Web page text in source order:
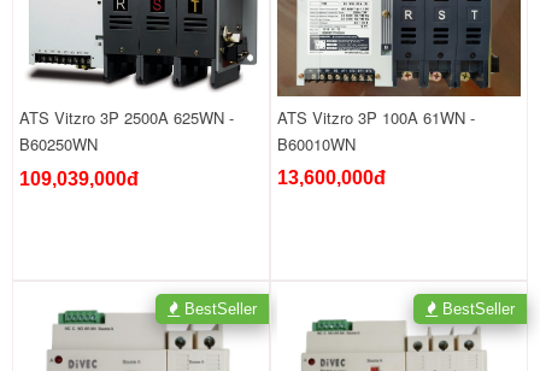
ATS Vitzro 3P 2500A 625WN -
B60250WN
109,039,000đ
ATS Vitzro 3P 100A 61WN -
B60010WN
13,600,000đ
BestSeller BestSeller